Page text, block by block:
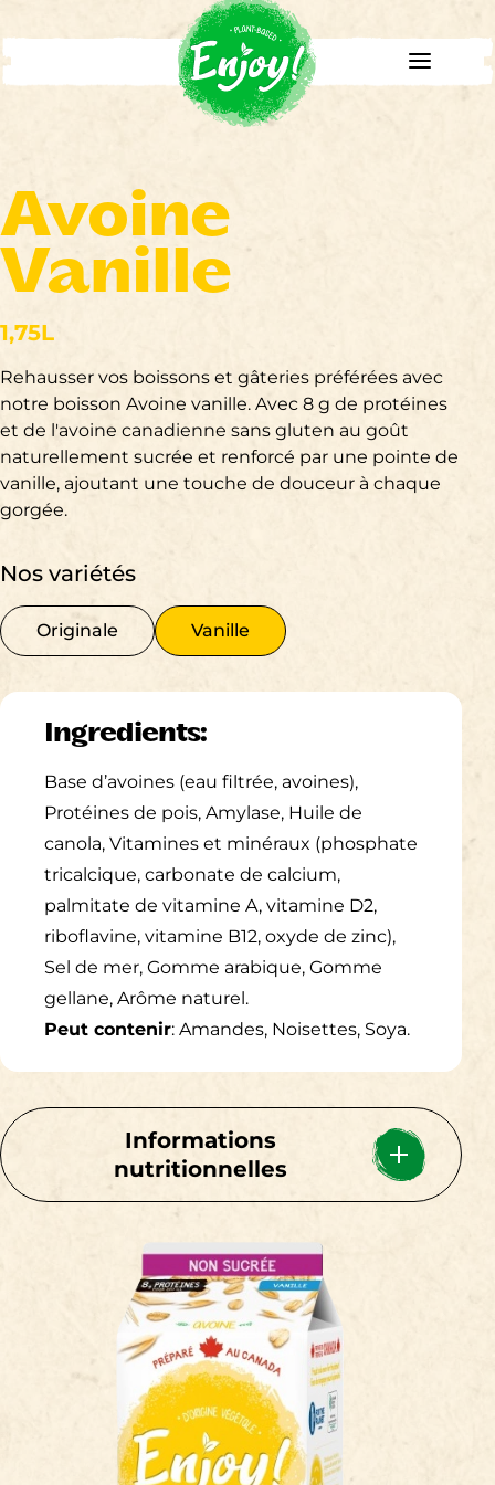
Avoine
Vanille
1,75L
Rehausser vos boissons et gâteries préférées avec
notre boisson Avoine vanille. Avec 8 g de protéines
et de l'avoine canadienne sans gluten au goût
naturellement sucrée et renforcé par une pointe de
vanille, ajoutant une touche de douceur à chaque
gorgée.
Nos variétés
Originale Vanille
Ingredients:
Base d’avoines (eau filtrée, avoines),
Protéines de pois, Amylase, Huile de
canola, Vitamines et minéraux (phosphate
tricalcique, carbonate de calcium,
palmitate de vitamine A, vitamine D2,
riboflavine, vitamine B12, oxyde de zinc),
Sel de mer, Gomme arabique, Gomme
gellane, Arôme naturel.
Peut contenir: Amandes, Noisettes, Soya.
Informations
nutritionnelles
Pour 1 tasse (250mL)
Lipides 5g
Saturés 0.5g
+Trans 0g
Polyinsaturés 1.5g